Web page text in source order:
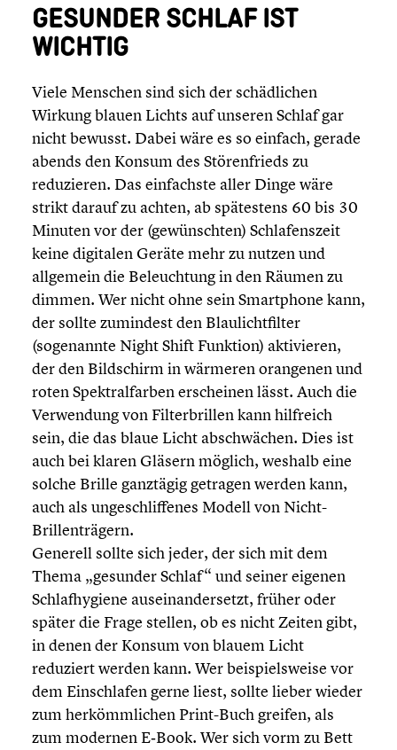
GESUNDER SCHLAF IST
WICHTIG
Viele Menschen sind sich der schäd­li­chen
Wirkung blauen Lichts auf unseren Schlaf gar
nicht bewusst. Dabei wäre es so einfach, gerade
abends den Konsum des Stören­frieds zu
reduzie­ren. Das einfachste aller Dinge wäre
strikt darauf zu achten, ab spätes­tens 60 bis 30
Minuten vor der (gewünsch­ten) Schla­fens­zeit
keine digitalen Geräte mehr zu nutzen und
allgemein die Beleuch­tung in den Räumen zu
dimmen. Wer nicht ohne sein Smart­phone kann,
der sollte zumindest den Blaulicht­fil­ter
(sogenannte Night Shift Funktion) aktivie­ren,
der den Bildschirm in wärmeren orangenen und
roten Spektral­far­ben erschei­nen lässt. Auch die
Verwen­dung von Filter­bril­len kann hilfreich
sein, die das blaue Licht abschwä­chen. Dies ist
auch bei klaren Gläsern möglich, weshalb eine
solche Brille ganztägig getragen werden kann,
auch als ungeschlif­fe­nes Modell von Nicht-
Brillenträgern.
Generell sollte sich jeder, der sich mit dem
Thema „gesunder Schlaf“ und seiner eigenen
Schlaf­hy­giene ausein­an­der­setzt, früher oder
später die Frage stellen, ob es nicht Zeiten gibt,
in denen der Konsum von blauem Licht
reduziert werden kann. Wer beispiels­weise vor
dem Einschla­fen gerne liest, sollte lieber wieder
zum herkömm­li­chen Print-Buch greifen, als
zum modernen E‑Book. Wer sich vorm zu Bett